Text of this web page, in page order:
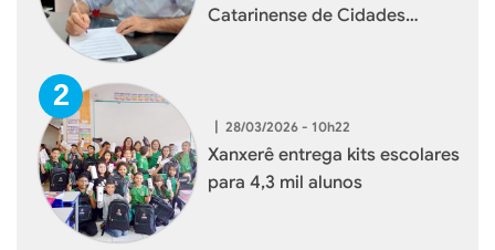
Catarinense de Cidades
| 28/03/2026 - 10h22
Xanxerê entrega kits escolares
para 4,3 mil alunos